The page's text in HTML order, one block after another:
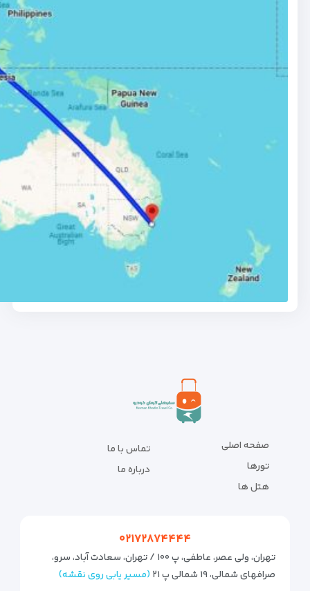
صفحه اصلی
تورها
هتل ها
تماس با ما
درباره ما
۰۲۱۷۲۸۷۴۴۴۴
تهران، ولی عصر، عاطفی، پ ۱۰۰ / تهران، سعادت آباد، سرو،
صرافهای شمالی، ۱۹ شمالی پ ۲۱
(مسیر یابی روی نقشه)